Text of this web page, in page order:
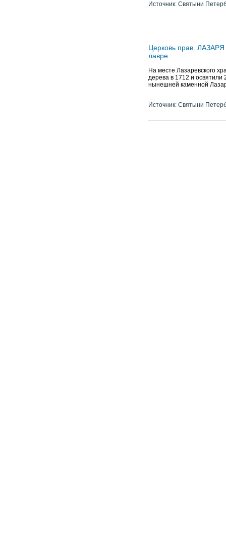
Источник: Святыни
Церковь прав. ЛАЗАРЯ
лавре
На месте Лазаревского
дерева в 1712 и освятили
нынешней каменной
Источник: Святыни